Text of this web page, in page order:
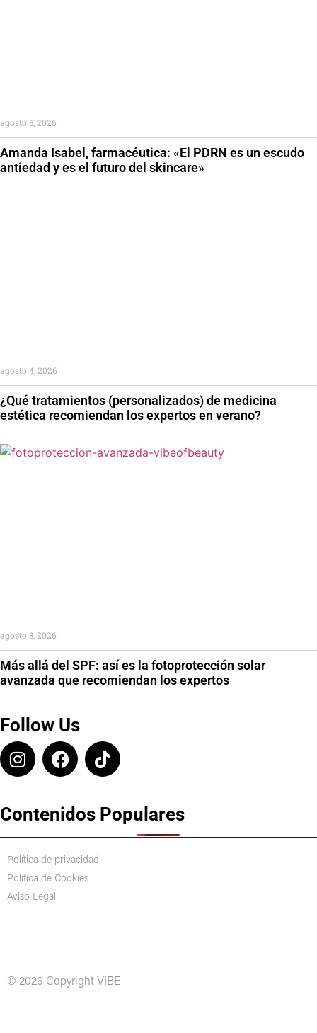
Amanda Isabel, farmacéutica: «El PDRN es un escudo
antiedad y es el futuro del skincare»
agosto 5, 2026
¿Qué tratamientos (personalizados) de medicina
estética recomiendan los expertos en verano?
agosto 4, 2026
Más allá del SPF: así es la fotoprotección solar
avanzada que recomiendan los expertos
agosto 3, 2026
Follow Us
Contenidos Populares
Política de privacidad
Política de Cookies
Aviso Legal
© 2026 Copyright VIBE